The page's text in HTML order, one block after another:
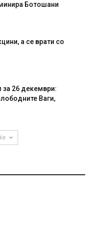
Ботошани
а се врати со
за 26 декември:
Ваги,